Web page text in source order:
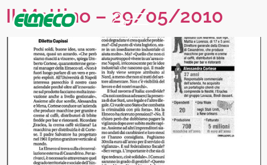
Il Mattino – 29/05/2010